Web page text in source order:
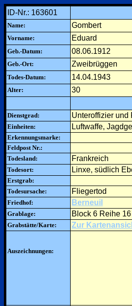
ID-Nr.: 163601
Name: Gombert
Vorname:
Eduard
Geb.-Datum:
08.06.1912
Geb.-Ort: Zweibrüggen
Todes-Datum: 14.04.1943
Alter: 30
Dienstgrad: Unteroffizier und
Einheiten: Luftwaffe,
Erkennungsmarke:
Feldpost Nr.:
Todesland:
Frankreich
Todesort: Linxe, südlich
Erstgrab:
Todesursache:
Fliegertod
Friedhof: Berneuil
Grablage: Block 6 Reihe
Grabstätte/Karte: Zur
Auszeichnungen: